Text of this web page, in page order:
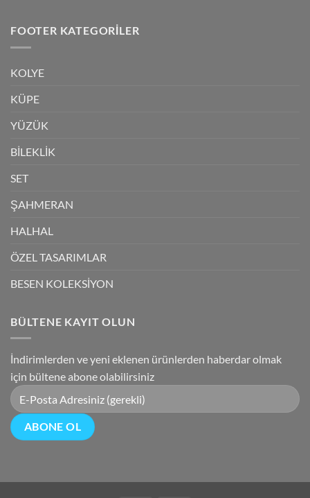
FOOTER KATEGORILER
KOLYE
KÜPE
YÜZÜK
BİLEKLİK
SET
ŞAHMERAN
HALHAL
ÖZEL TASARIMLAR
BESEN KOLEKSİYON
BÜLTENE KAYIT OLUN
İndirimlerden ve yeni eklenen ürünlerden haberdar olmak
için bültene abone olabilirsiniz